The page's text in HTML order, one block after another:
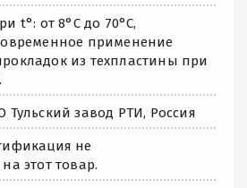
t°: от 8°С до 70°С,
применение
из техпластины при
Тульский завод РТИ, Россия
не
этот товар.